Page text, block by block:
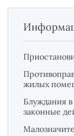
жилых
Блуждания в
законные